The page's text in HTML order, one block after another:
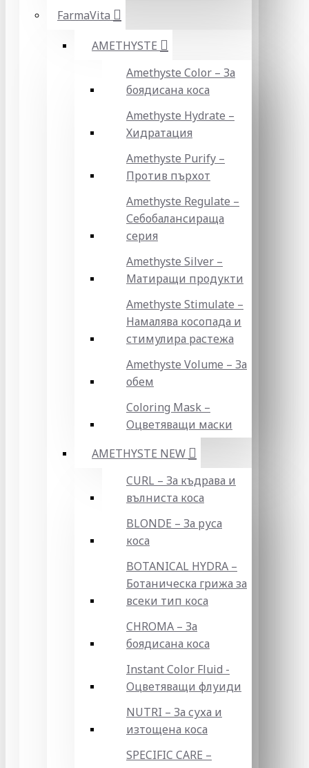
FarmaVita
AMETHYSTE
Amethyste Color – За
боядисана коса
Amethyste Hydrate –
Хидратация
Amethyste Purify –
Против пърхот
Amethyste Regulate –
Себобалансираща
серия
Amethyste Silver –
Матиращи продукти
Amethyste Stimulate –
Намалява косопада и
стимулира растежа
Amethyste Volume – За
обем
Coloring Mask –
Оцветяващи маски
AMETHYSTE NEW
CURL – За къдрава и
вълниста коса
BLONDE – За руса
коса
BOTANICAL HYDRA –
Ботаническа грижа за
всеки тип коса
CHROMA – За
боядисана коса
Instant Color Fluid -
Оцветяващи флуиди
NUTRI – За суха и
изтощена коса
SPECIFIC CARE –